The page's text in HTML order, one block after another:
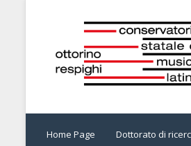
Home Page Dottorato di